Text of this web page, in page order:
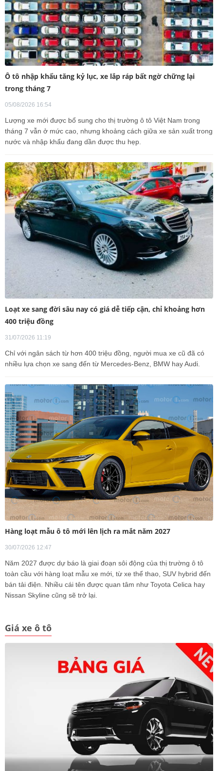
Ô tô nhập khẩu tăng kỷ lục, xe lắp ráp bất ngờ chững lại
trong tháng 7
05/08/2026 16:54
Lượng xe mới được bổ sung cho thị trường ô tô Việt Nam trong
tháng 7 vẫn ở mức cao, nhưng khoảng cách giữa xe sản xuất trong
nước và nhập khẩu đang dần được thu hẹp.
Loạt xe sang đời sâu nay có giá dễ tiếp cận, chỉ khoảng hơn
400 triệu đồng
31/07/2026 11:19
Chỉ với ngân sách từ hơn 400 triệu đồng, người mua xe cũ đã có
nhiều lựa chọn xe sang đến từ Mercedes-Benz, BMW hay Audi.
Hàng loạt mẫu ô tô mới lên lịch ra mắt năm 2027
30/07/2026 12:47
Năm 2027 được dự báo là giai đoạn sôi động của thị trường ô tô
toàn cầu với hàng loạt mẫu xe mới, từ xe thể thao, SUV hybrid đến
bán tải điện. Nhiều cái tên được quan tâm như Toyota Celica hay
Nissan Skyline cũng sẽ trở lại.
Giá xe ô tô